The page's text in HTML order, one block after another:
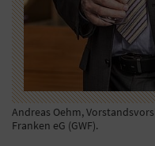
Andreas Oehm,
Franken eG (GWF).